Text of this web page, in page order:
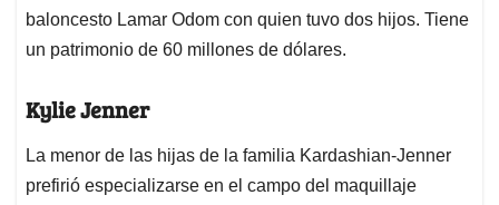
baloncesto Lamar Odom con quien tuvo dos hijos. Tiene
un patrimonio de 60 millones de dólares.
Kylie Jenner
La menor de las hijas de la familia Kardashian-Jenner
prefirió especializarse en el campo del maquillaje